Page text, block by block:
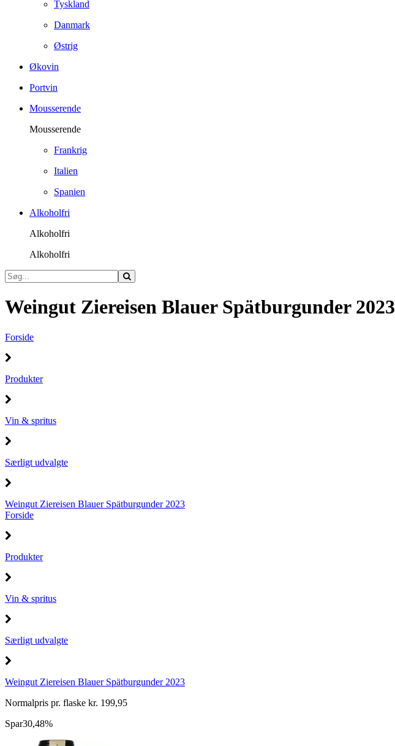
Tyskland
Danmark
Østrig
Økovin
Portvin
Mousserende
Mousserende
Frankrig
Italien
Spanien
Alkoholfri
Alkoholfri
Alkoholfri
Weingut Ziereisen Blauer Spätburgunder 2023
Forside
Produkter
Vin & spritus
Særligt udvalgte
Weingut Ziereisen Blauer Spätburgunder 2023
Forside
Produkter
Vin & spritus
Særligt udvalgte
Weingut Ziereisen Blauer Spätburgunder 2023
Normalpris pr. flaske kr. 199,95
Spar30,48%